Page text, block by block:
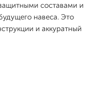
составами и
навеса. Это
и аккуратный